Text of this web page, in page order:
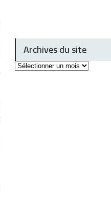
Archives du site
Archives
du